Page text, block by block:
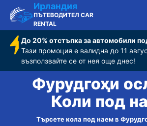
Ирландия
ПЪТЕВОДИТЕЛ CAR
RENTAL
До 20% отстъпка за автомобили
Тази промоция е валидна до 11
възползвайте се от нея още днес!
Фурудгоҳи
Коли под
Търсете кола под наем в